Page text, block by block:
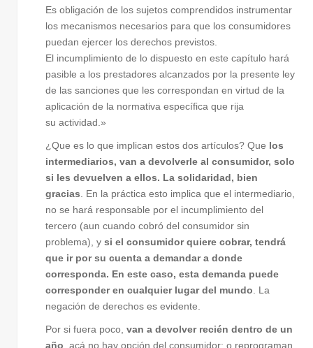
Es obligación de los sujetos comprendidos instrumentar
los mecanismos necesarios para que los consumidores
puedan ejercer los derechos previstos.
El incumplimiento de lo dispuesto en este capítulo hará
pasible a los prestadores alcanzados por la presente ley
de las sanciones que les correspondan en virtud de la
aplicación de la normativa específica que rija
su actividad.»
¿Que es lo que implican estos dos artículos? Que los
intermediarios, van a devolverle al consumidor, solo
si les devuelven a ellos. La solidaridad, bien
gracias . En la práctica esto implica que el intermediario,
no se hará responsable por el incumplimiento del
tercero (aun cuando cobró del consumidor sin
problema), y si el consumidor quiere cobrar, tendrá
que ir por su cuenta a demandar a donde
corresponda. En este caso, esta demanda puede
corresponder en cualquier lugar del mundo . La
negación de derechos es evidente.
Por si fuera poco, van a devolver recién dentro de un
año , acá no hay opción del consumidor: o reprograman